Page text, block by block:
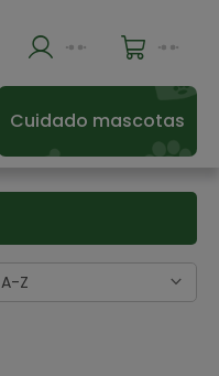
Cuidado mascotas
A-Z